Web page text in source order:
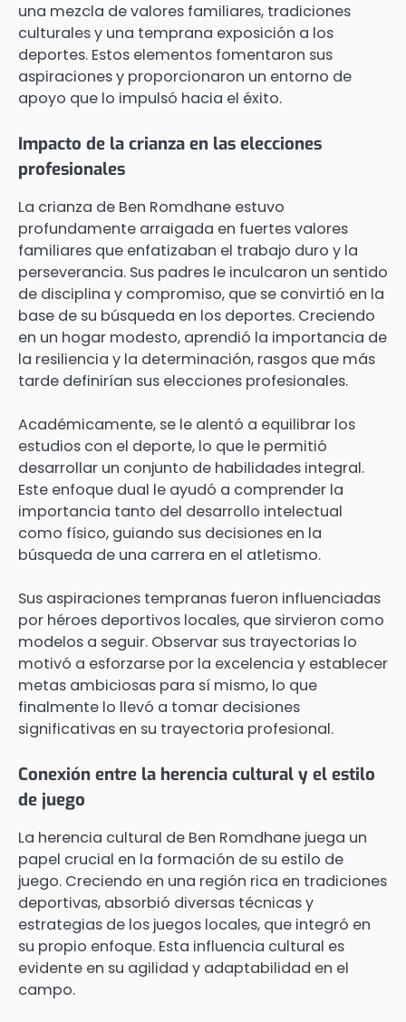
una mezcla de valores familiares, tradiciones
culturales y una temprana exposición a los
deportes. Estos elementos fomentaron sus
aspiraciones y proporcionaron un entorno de
apoyo que lo impulsó hacia el éxito.
Impacto de la crianza en las elecciones
profesionales
La crianza de Ben Romdhane estuvo
profundamente arraigada en fuertes valores
familiares que enfatizaban el trabajo duro y la
perseverancia. Sus padres le inculcaron un sentido
de disciplina y compromiso, que se convirtió en la
base de su búsqueda en los deportes. Creciendo
en un hogar modesto, aprendió la importancia de
la resiliencia y la determinación, rasgos que más
tarde definirían sus elecciones profesionales.
Académicamente, se le alentó a equilibrar los
estudios con el deporte, lo que le permitió
desarrollar un conjunto de habilidades integral.
Este enfoque dual le ayudó a comprender la
importancia tanto del desarrollo intelectual
como físico, guiando sus decisiones en la
búsqueda de una carrera en el atletismo.
Sus aspiraciones tempranas fueron influenciadas
por héroes deportivos locales, que sirvieron como
modelos a seguir. Observar sus trayectorias lo
motivó a esforzarse por la excelencia y establecer
metas ambiciosas para sí mismo, lo que
finalmente lo llevó a tomar decisiones
significativas en su trayectoria profesional.
Conexión entre la herencia cultural y el estilo
de juego
La herencia cultural de Ben Romdhane juega un
papel crucial en la formación de su estilo de
juego. Creciendo en una región rica en tradiciones
deportivas, absorbió diversas técnicas y
estrategias de los juegos locales, que integró en
su propio enfoque. Esta influencia cultural es
evidente en su agilidad y adaptabilidad en el
campo.